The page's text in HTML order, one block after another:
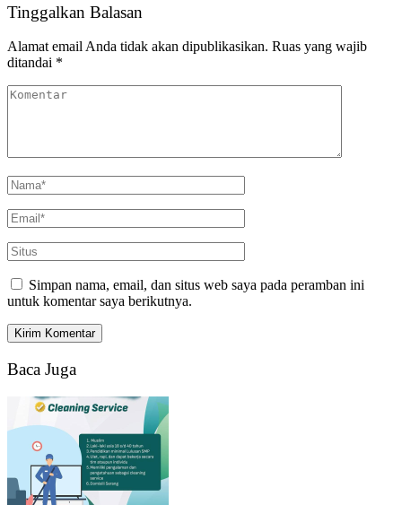
Tinggalkan Balasan
Alamat email Anda tidak akan dipublikasikan. Ruas yang wajib
ditandai *
Simpan nama, email, dan situs web saya pada peramban ini
untuk komentar saya berikutnya.
Baca Juga